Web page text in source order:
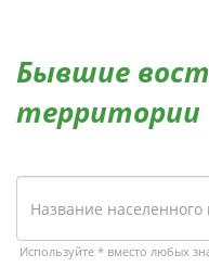
Бывшие
территории
Используйте * вместо любых